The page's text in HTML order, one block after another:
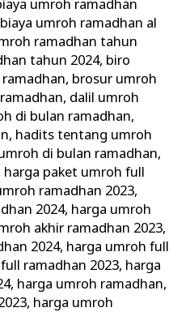
umroh ramadhan
biaya umroh ramadhan al
ramadhan tahun
tahun 2024, biro
, brosur umroh
, dalil umroh
di bulan ramadhan,
, hadits tentang umroh
di bulan ramadhan,
harga paket umroh full
ramadhan 2023,
2024, harga umroh
akhir ramadhan 2023,
2024, harga umroh full
ramadhan 2023, harga
, harga umroh ramadhan,
, harga umroh